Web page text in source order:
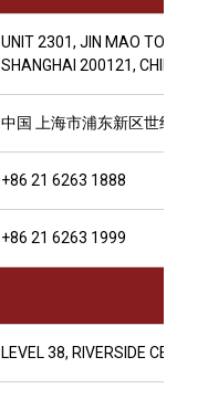
UNIT 2301, JIN MAO
SHANGHAI 200121, CHINA
中国 上海市浦东新区世纪大
+86 21 6263 1888
+86 21 6263 1999
LEVEL 38, RIVERSIDE